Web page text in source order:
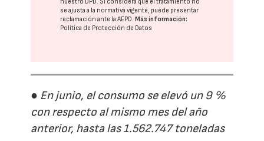
nuestro DPD. Si considera que el tratamiento no
se ajusta a la normativa vigente, puede presentar
reclamación ante laAEPD. Más información:
Política de Protección de Datos
● En junio, el consumo se elevó un 9 %
con respecto al mismo mes del año
anterior, hasta las 1.562.747 toneladas